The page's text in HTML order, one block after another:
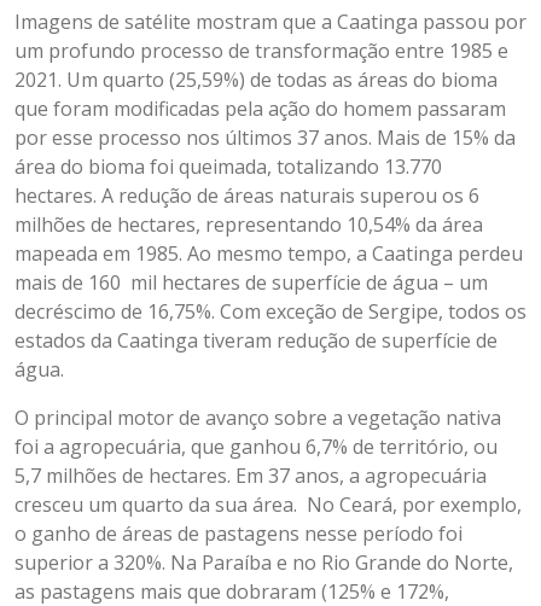
Imagens de satélite mostram que a Caatinga passou por
um profundo processo de transformação entre 1985 e
2021. Um quarto (25,59%) de todas as áreas do bioma
que foram modificadas pela ação do homem passaram
por esse processo nos últimos 37 anos. Mais de 15% da
área do bioma foi queimada, totalizando 13.770
hectares. A redução de áreas naturais superou os 6
milhões de hectares, representando 10,54% da área
mapeada em 1985. Ao mesmo tempo, a Caatinga perdeu
mais de 160 mil hectares de superfície de água – um
decréscimo de 16,75%. Com exceção de Sergipe, todos os
estados da Caatinga tiveram redução de superfície de
água.
O principal motor de avanço sobre a vegetação nativa
foi a agropecuária, que ganhou 6,7% de território, ou
5,7 milhões de hectares. Em 37 anos, a agropecuária
cresceu um quarto da sua área. No Ceará, por exemplo,
o ganho de áreas de pastagens nesse período foi
superior a 320%. Na Paraíba e no Rio Grande do Norte,
as pastagens mais que dobraram (125% e 172%,